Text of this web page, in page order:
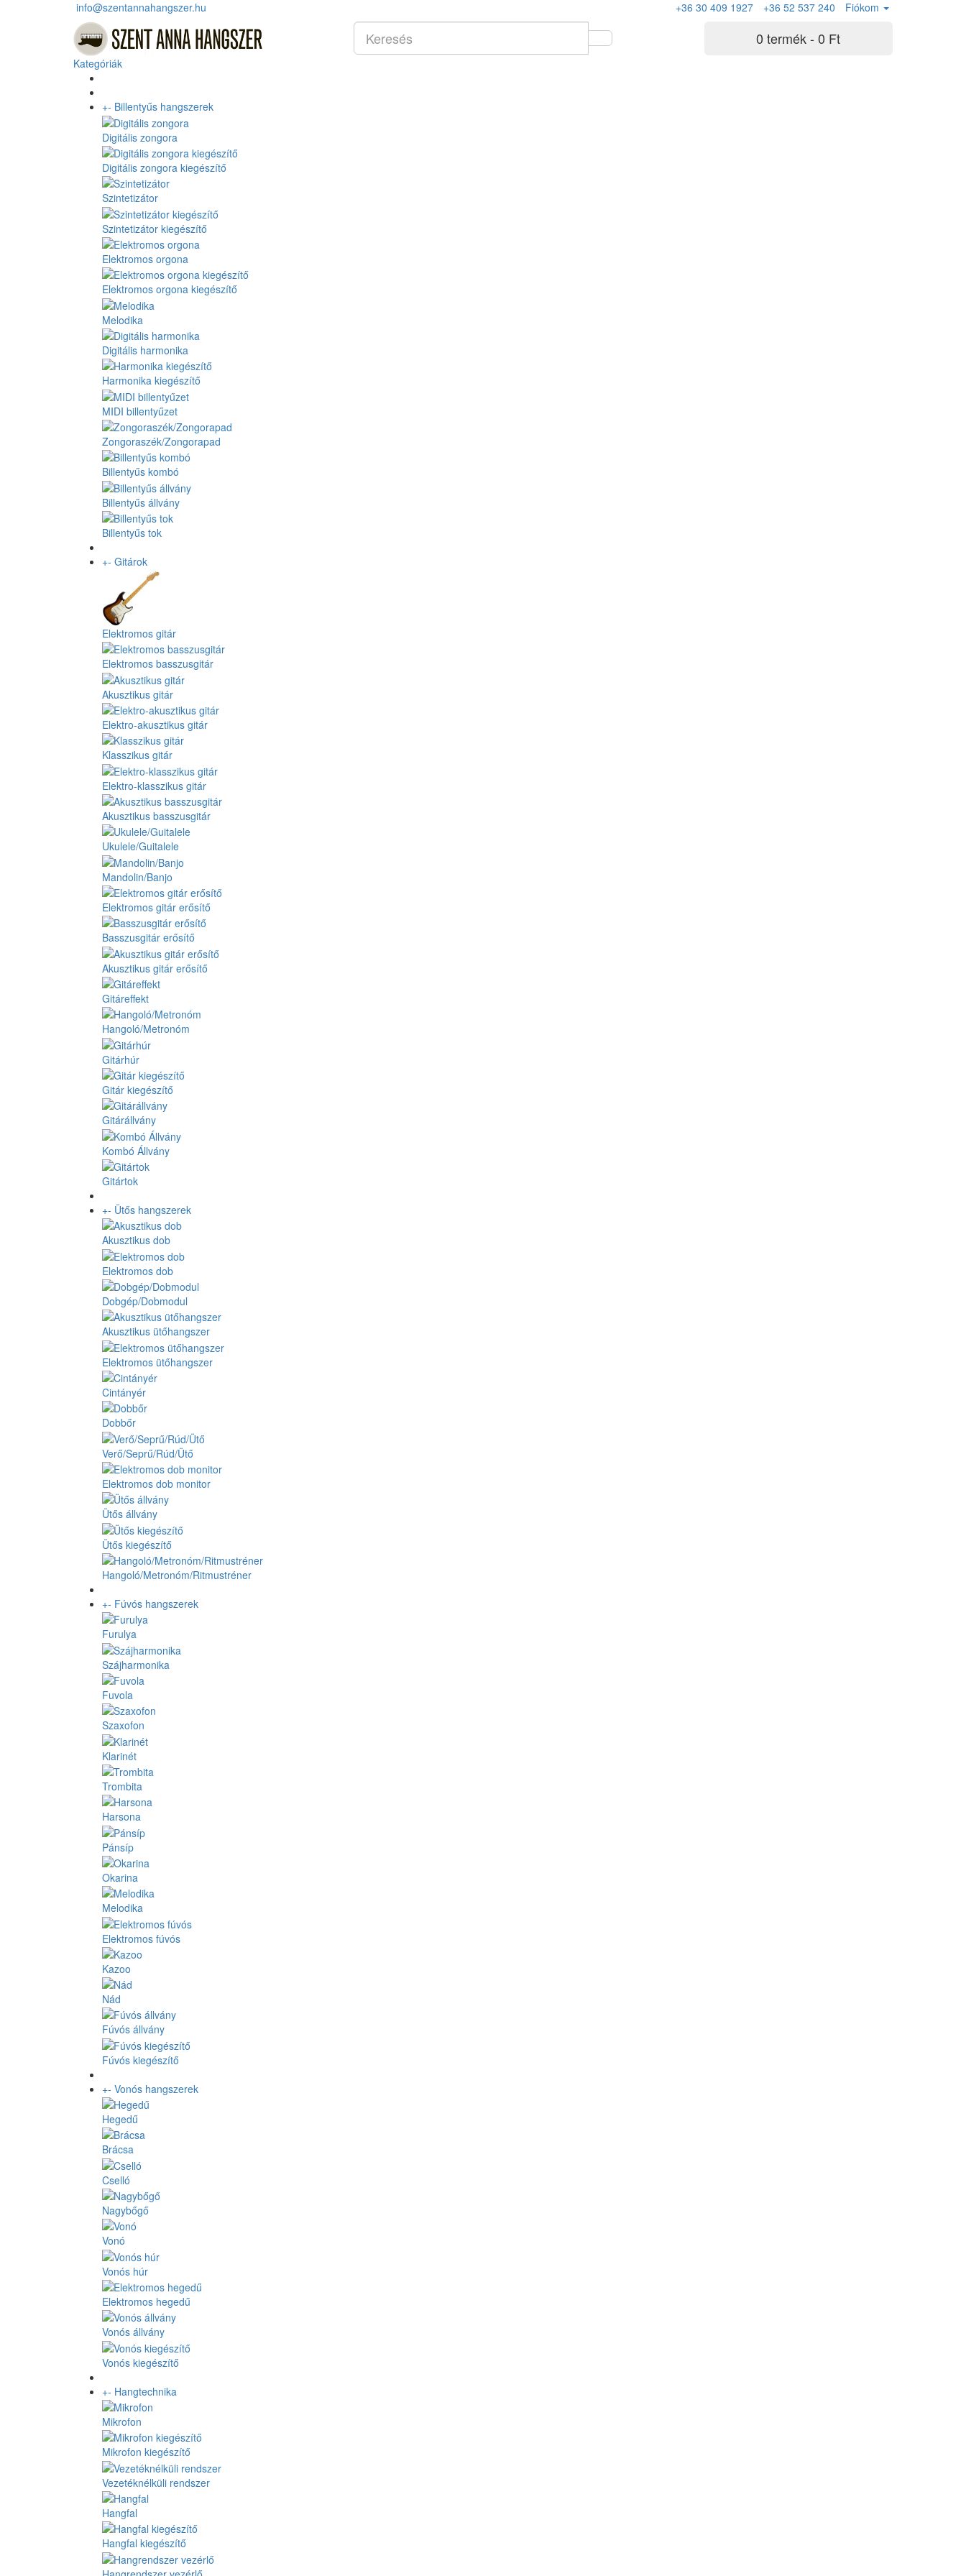
info@szentannahangszer.hu +36 30 409 1927 +36 52 537 240 Fiókom
0 termék - 0 Ft
Kategóriák
+- Billentyűs hangszerek
Digitális zongora
Digitális zongora kiegészítő
Szintetizátor
Szintetizátor kiegészítő
Elektromos orgona
Elektromos orgona kiegészítő
Melodika
Digitális harmonika
Harmonika kiegészítő
MIDI billentyűzet
Zongoraszék/Zongorapad
Billentyűs kombó
Billentyűs állvány
Billentyűs tok
+- Gitárok
Elektromos gitár
Elektromos basszusgitár
Akusztikus gitár
Elektro-akusztikus gitár
Klasszikus gitár
Elektro-klasszikus gitár
Akusztikus basszusgitár
Ukulele/Guitalele
Mandolin/Banjo
Elektromos gitár erősítő
Basszusgitár erősítő
Akusztikus gitár erősítő
Gitáreffekt
Hangoló/Metronóm
Gitárhúr
Gitár kiegészítő
Gitárállvány
Kombó Állvány
Gitártok
+- Ütős hangszerek
Akusztikus dob
Elektromos dob
Dobgép/Dobmodul
Akusztikus ütőhangszer
Elektromos ütőhangszer
Cintányér
Dobbőr
Verő/Seprű/Rúd/Ütő
Elektromos dob monitor
Ütős állvány
Ütős kiegészítő
Hangoló/Metronóm/Ritmustréner
+- Fúvós hangszerek
Furulya
Szájharmonika
Fuvola
Szaxofon
Klarinét
Trombita
Harsona
Pánsíp
Okarina
Melodika
Elektromos fúvós
Kazoo
Nád
Fúvós állvány
Fúvós kiegészítő
+- Vonós hangszerek
Hegedű
Brácsa
Cselló
Nagybőgő
Vonó
Vonós húr
Elektromos hegedű
Vonós állvány
Vonós kiegészítő
+- Hangtechnika
Mikrofon
Mikrofon kiegészítő
Vezetéknélküli rendszer
Hangfal
Hangfal kiegészítő